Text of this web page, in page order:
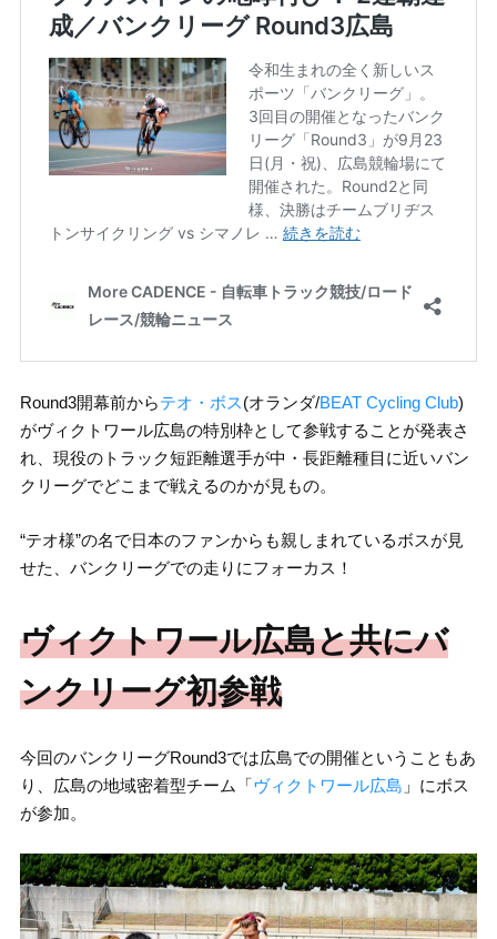
Round3開幕前からテオ・ボス(オランダ/BEAT Cycling Club)
がヴィクトワール広島の特別枠として参戦することが発表さ
れ、現役のトラック短距離選手が中・長距離種目に近いバン
クリーグでどこまで戦えるのかが見もの。
“テオ様”の名で日本のファンからも親しまれているボスが見
せた、バンクリーグでの走りにフォーカス！
ヴィクトワール広島と共にバ
ンクリーグ初参戦
今回のバンクリーグRound3では広島での開催ということもあ
り、広島の地域密着型チーム「ヴィクトワール広島 」にボス
が参加。